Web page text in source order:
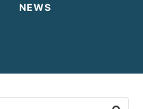
NEWS